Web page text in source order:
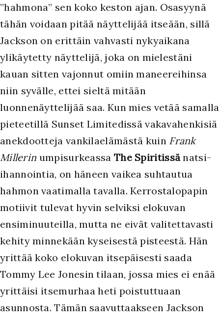
”hahmona” sen koko keston ajan. Osasyynä
tähän voidaan pitää näyttelijää itseään, sillä
Jackson on erittäin vahvasti nykyaikana
ylikäytetty näyttelijä, joka on mielestäni
kauan sitten vajonnut omiin maneereihinsa
niin syvälle, ettei sieltä mitään
luonnenäyttelijää saa. Kun mies vetää samalla
pieteetillä Sunset Limitedissä vakavahenkisiä
anekdootteja vankilaelämästä kuin Frank
Millerin umpisurkeassa The Spiritissä natsi-
ihannointia, on häneen vaikea suhtautua
hahmon vaatimalla tavalla. Kerrostalopapin
motiivit tulevat hyvin selviksi elokuvan
ensiminuuteilla, mutta ne eivät valitettavasti
kehity minnekään kyseisestä pisteestä. Hän
yrittää koko elokuvan itsepäisesti saada
Tommy Lee Jonesin tilaan, jossa mies ei enää
yrittäisi itsemurhaa heti poistuttuaan
asunnosta. Tämän saavuttaakseen Jackson